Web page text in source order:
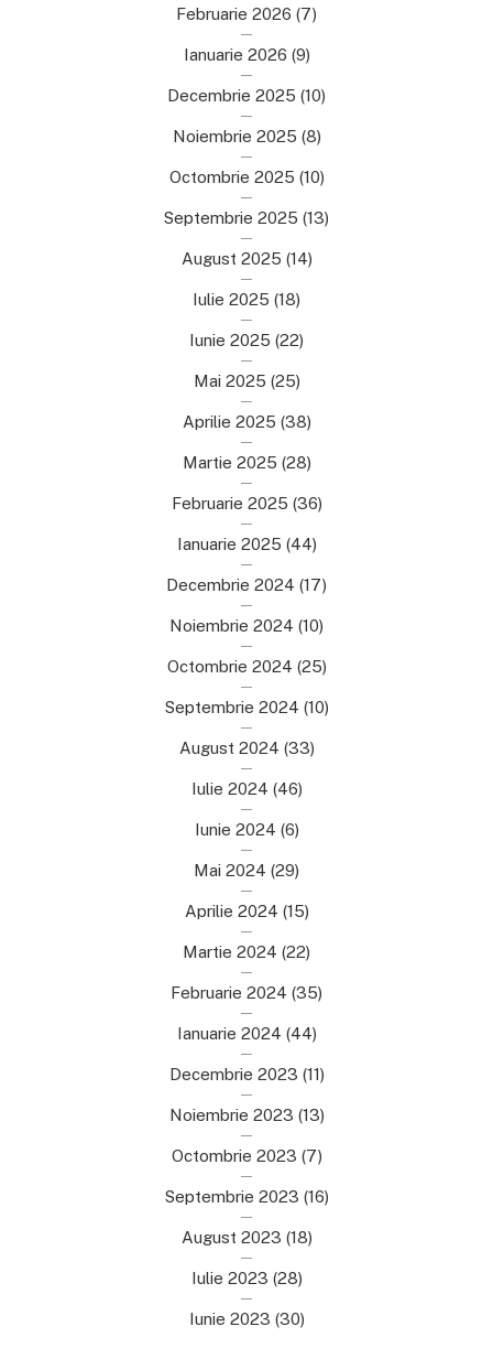
Februarie 2026 (7)
Ianuarie 2026 (9)
Decembrie 2025 (10)
Noiembrie 2025 (8)
Octombrie 2025 (10)
Septembrie 2025 (13)
August 2025 (14)
Iulie 2025 (18)
Iunie 2025 (22)
Mai 2025 (25)
Aprilie 2025 (38)
Martie 2025 (28)
Februarie 2025 (36)
Ianuarie 2025 (44)
Decembrie 2024 (17)
Noiembrie 2024 (10)
Octombrie 2024 (25)
Septembrie 2024 (10)
August 2024 (33)
Iulie 2024 (46)
Iunie 2024 (6)
Mai 2024 (29)
Aprilie 2024 (15)
Martie 2024 (22)
Februarie 2024 (35)
Ianuarie 2024 (44)
Decembrie 2023 (11)
Noiembrie 2023 (13)
Octombrie 2023 (7)
Septembrie 2023 (16)
August 2023 (18)
Iulie 2023 (28)
Iunie 2023 (30)